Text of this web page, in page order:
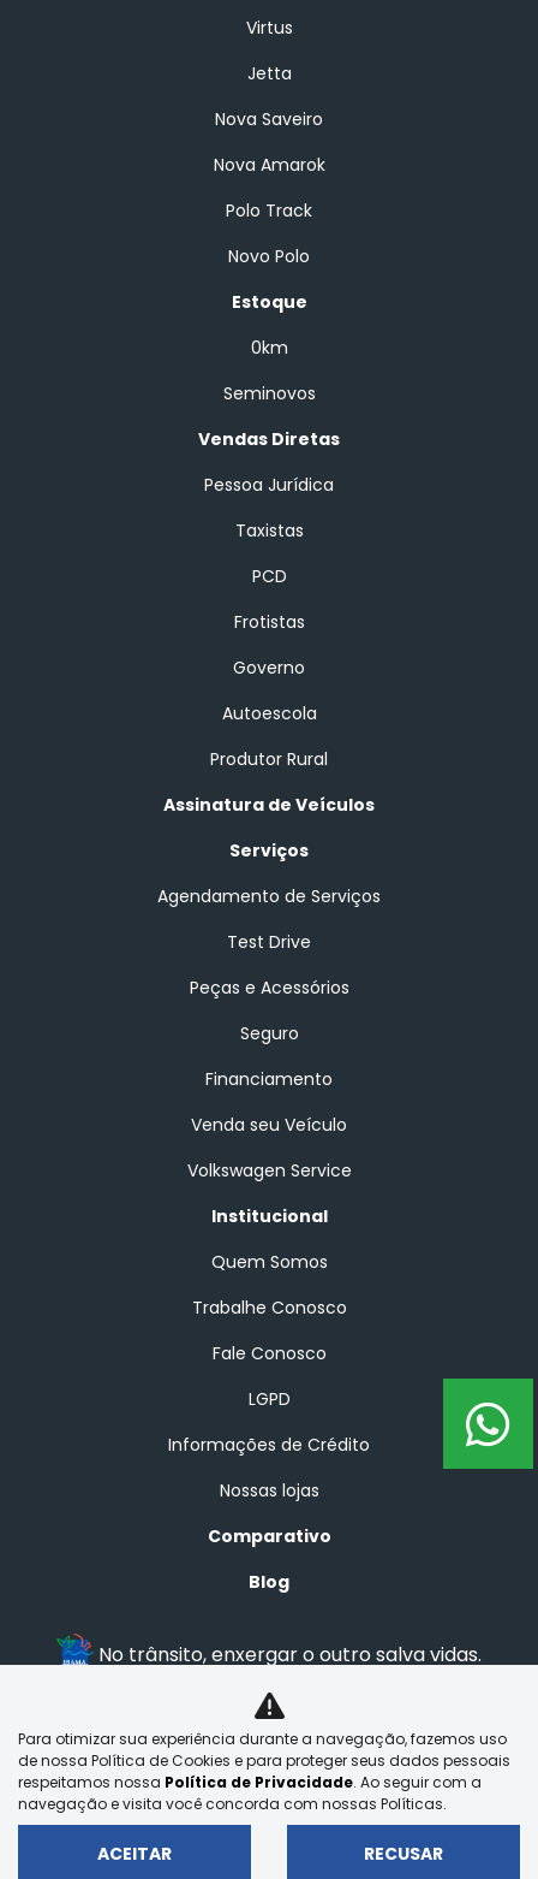
Virtus
Jetta
Nova Saveiro
Nova Amarok
Polo Track
Novo Polo
Estoque
0km
Seminovos
Vendas Diretas
Pessoa Jurídica
Taxistas
PCD
Frotistas
Governo
Autoescola
Produtor Rural
Assinatura de Veículos
Serviços
Agendamento de Serviços
Test Drive
Peças e Acessórios
Seguro
Financiamento
Venda seu Veículo
Volkswagen Service
Institucional
Quem Somos
Trabalhe Conosco
Fale Conosco
LGPD
Informações de Crédito
Nossas lojas
Comparativo
Blog
No trânsito, enxergar o outro salva vidas.
BRASAL VEICULOS LTDA
29.525.970/0004-35
Para otimizar sua experiência durante a navegação, fazemos uso
de nossa Política de Cookies e para proteger seus dados pessoais
respeitamos nossa Política de Privacidade. Ao seguir com a
navegação e visita você concorda com nossas Políticas.
ACEITAR RECUSAR